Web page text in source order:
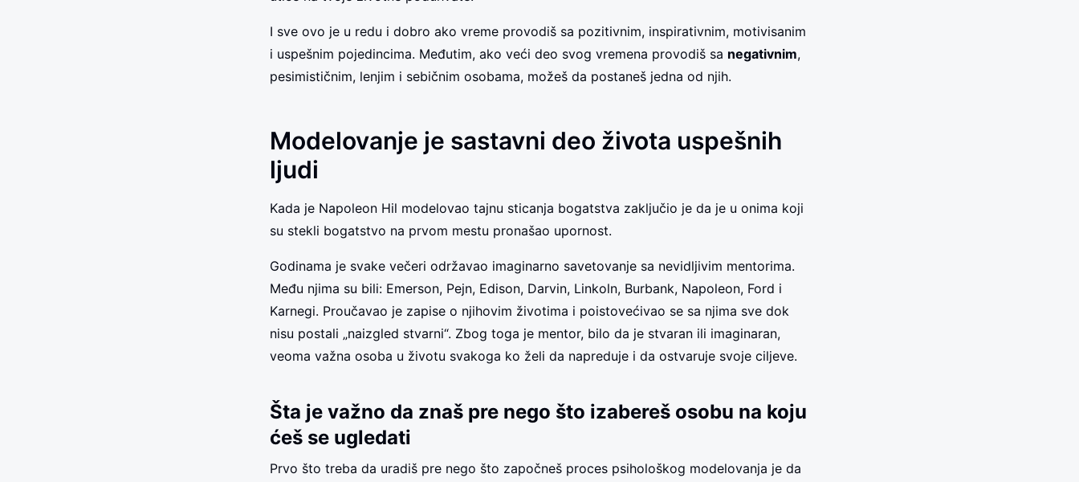
I sve ovo je u redu i dobro ako vreme provodiš sa pozitivnim, inspirativnim, motivisanim
i uspešnim pojedincima. Međutim, ako veći deo svog vremena provodiš sa negativnim,
pesimističnim, lenjim i sebičnim osobama, možeš da postaneš jedna od njih.
Modelovanje je sastavni deo života uspešnih
ljudi
Kada je Napoleon Hil modelovao tajnu sticanja bogatstva zaključio je da je u onima koji
su stekli bogatstvo na prvom mestu pronašao upornost.
Godinama je svake večeri održavao imaginarno savetovanje sa nevidljivim mentorima.
Među njima su bili: Emerson, Pejn, Edison, Darvin, Linkoln, Burbank, Napoleon, Ford i
Karnegi. Proučavao je zapise o njihovim životima i poistovećivao se sa njima sve dok
nisu postali „naizgled stvarni“. Zbog toga je mentor, bilo da je stvaran ili imaginaran,
veoma važna osoba u životu svakoga ko želi da napreduje i da ostvaruje svoje ciljeve.
Šta je važno da znaš pre nego što izabereš osobu na koju
ćeš se ugledati
Prvo što treba da uradiš pre nego što započneš proces psihološkog modelovanja je da